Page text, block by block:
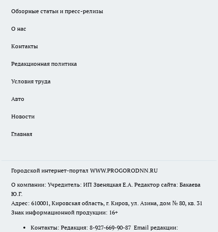
Обзорные статьи и пресс-релизы
О нас
Контакты
Редакционная политика
Условия труда
Авто
Новости
Главная
Городской интернет-портал WWW.PROGORODNN.RU
О компании: Учредитель: ИП Звеняцкая Е.А. Редактор сайта: Бакаева
Ю.Г.
Адрес: 610001, Кировская область, г. Киров, ул. Азина, дом № 80, кв. 31
Знак информационной продукции: 16+
Контакты: Редакция: 8-927-669-90-87 Email редакции: